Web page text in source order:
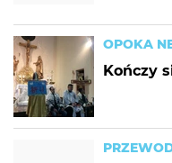
OPOKA
Kończy